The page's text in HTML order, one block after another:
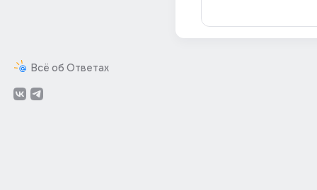
Всё об Ответах